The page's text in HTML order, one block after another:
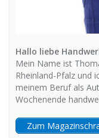
Hallo liebe
Mein Name ist
Rheinland-Pfalz und
meinem Beruf als
Wochenende
Zum